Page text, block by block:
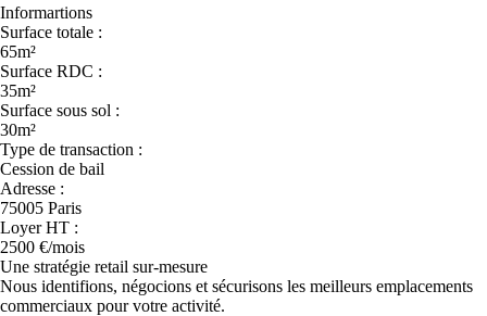
Informartions
Surface totale :
65m²
Surface RDC :
35m²
Surface sous sol :
30m²
Type de transaction :
Cession de bail
Adresse :
75005 Paris
Loyer HT :
2500 €/mois
Une stratégie retail sur-mesure
Nous identifions, négocions et sécurisons les meilleurs emplacements
commerciaux pour votre activité.